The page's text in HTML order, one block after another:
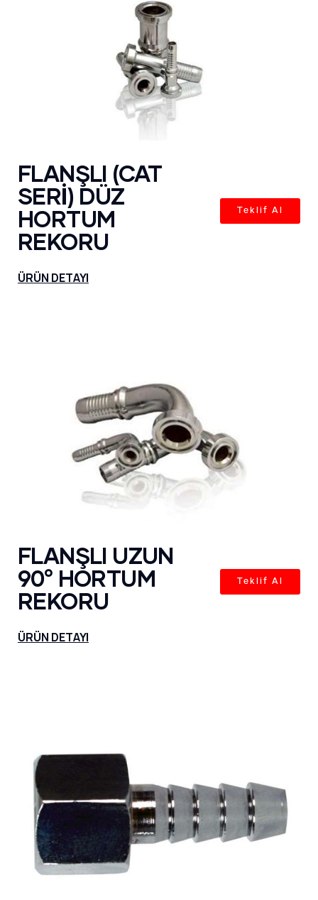
FLANŞLI (CAT
SERİ) DÜZ
HORTUM
REKORU
Teklif Al
ÜRÜN DETAYI
FLANŞLI UZUN
90° HORTUM
REKORU
Teklif Al
ÜRÜN DETAYI